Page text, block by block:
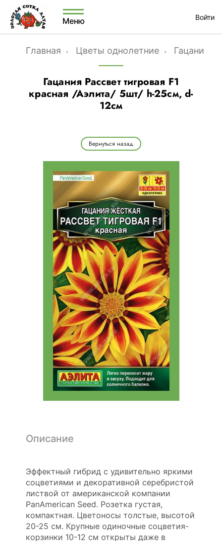
Меню Войти
Главная Цветы однолетние Гацания
Гацания Рассвет тигровая F1
красная /Аэлита/ 5шт/ h-25cм, d-
12см
Вернуться назад
Описание
Эффектный гибрид с удивительно яркими
соцветиями и декоративной серебристой
листвой от американской компании
PanAmerican Seed. Розетка густая,
компактная. Цветоносы толстые, высотой
20-25 см. Крупные одиночные соцветия-
корзинки 10-12 см открыты даже в